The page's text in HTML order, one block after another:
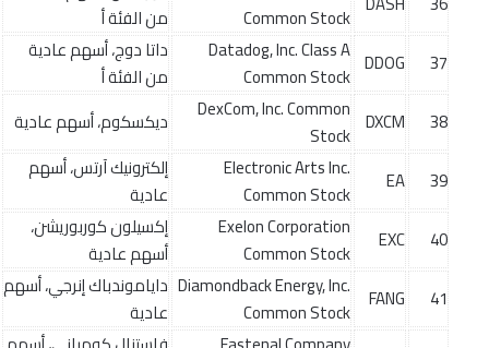
Common Stock
من الفئة أ
37
DDOG
Datadog, Inc. Class A
Common Stock
داتا دوج، أسهم عادية
من الفئة أ
38
DXCM
DexCom, Inc. Common
Stock
ديكسكوم، أسهم عادية
39
EA
Electronic Arts Inc.
Common Stock
إلكترونيك آرتس، أسهم
عادية
40
EXC
Exelon Corporation
Common Stock
إكسيلون كوربوريشن،
أسهم عادية
41
FANG
Diamondback Energy, Inc.
Common Stock
داياموندباك إنرجي، أسهم
عادية